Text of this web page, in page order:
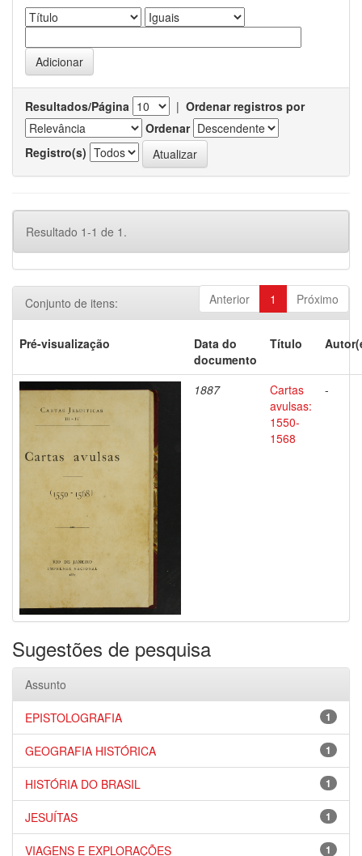
Resultados/Página | Ordenar registros por
Ordenar
Registro(s)
Resultado 1-1 de 1.
Anterior 1 Próximo
Conjunto de itens:
Pré-visualização
Data do
documento
Título
1887
Cartas
avulsas:
1550-
1568
-
Sugestões de pesquisa
Assunto
1
EPISTOLOGRAFIA
1
GEOGRAFIA HISTÓRICA
1
HISTÓRIA DO BRASIL
1
JESUÍTAS
1
VIAGENS E EXPLORAÇÕES